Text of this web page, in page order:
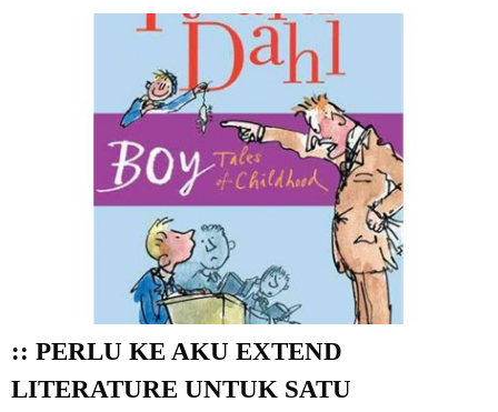
:: PERLU KE AKU EXTEND
LITERATURE UNTUK SATU